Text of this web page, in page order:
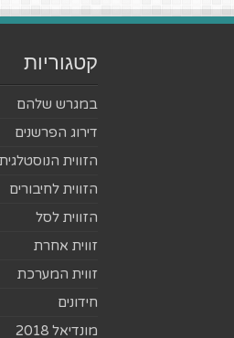
קטגוריות
במגרש שלהם
דירוג הפרשנים
הזווית הנוסטלגית
הזווית לחיבורים
הזווית לסל
זווית אחרת
זווית המערכת
חידונים
מונדיאל 2018